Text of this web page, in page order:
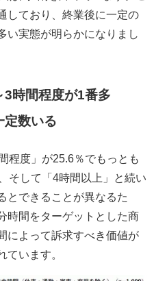
しており、終業後に一定の
い実態が明らかになりまし
3時間程度が1番多
定数いる
程度」が25.6％でもっとも
そして「4時間以上」と続い
とできることが異なるた
時間をターゲットとした商
によって訴求すべき価値が
ています。